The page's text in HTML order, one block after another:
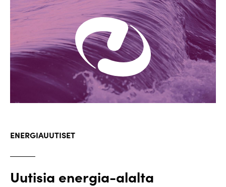
ENERGIAUUTISET
Uutisia energia-alalta